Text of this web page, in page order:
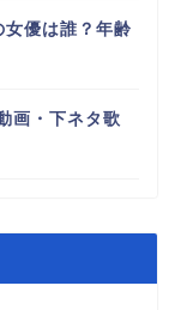
優は誰？年齢
画・下ネタ歌